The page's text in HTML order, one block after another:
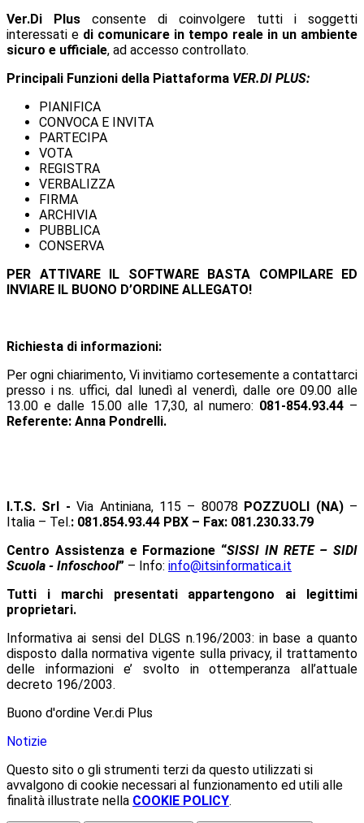
Ver.Di Plus consente di coinvolgere tutti i soggetti
interessati e di comunicare in tempo reale in un ambiente
sicuro e ufficiale, ad accesso controllato.
Principali Funzioni della Piattaforma VER.DI PLUS:
PIANIFICA
CONVOCA E INVITA
PARTECIPA
VOTA
REGISTRA
VERBALIZZA
FIRMA
ARCHIVIA
PUBBLICA
CONSERVA
PER ATTIVARE IL SOFTWARE BASTA COMPILARE ED
INVIARE IL BUONO D’ORDINE ALLEGATO!
Richiesta di informazioni:
Per ogni chiarimento, Vi invitiamo cortesemente a contattarci
presso i ns. uffici, dal lunedì al venerdì, dalle ore 09.00 alle
13.00 e dalle 15.00 alle 17,30, al numero: 081-854.93.44 –
Referente: Anna Pondrelli.
I.T.S. Srl - Via Antiniana, 115 – 80078 POZZUOLI (NA)–
Italia – Tel.: 081.854.93.44 PBX – Fax: 081.230.33.79
Centro Assistenza e Formazione “SISSI IN RETE – SIDI
Scuola - Infoschool” – Info: info@itsinformatica.it
Tutti i marchi presentati appartengono ai legittimi
proprietari.
Informativa ai sensi del DLGS n.196/2003: in base a quanto
disposto dalla normativa vigente sulla privacy, il trattamento
delle informazioni e’ svolto in ottemperanza all’attuale
decreto 196/2003.
Buono d'ordine Ver.di Plus
Notizie
Questo sito o gli strumenti terzi da questo utilizzati si
avvalgono di cookie necessari al funzionamento ed utili alle
finalità illustrate nella COOKIE POLICY.